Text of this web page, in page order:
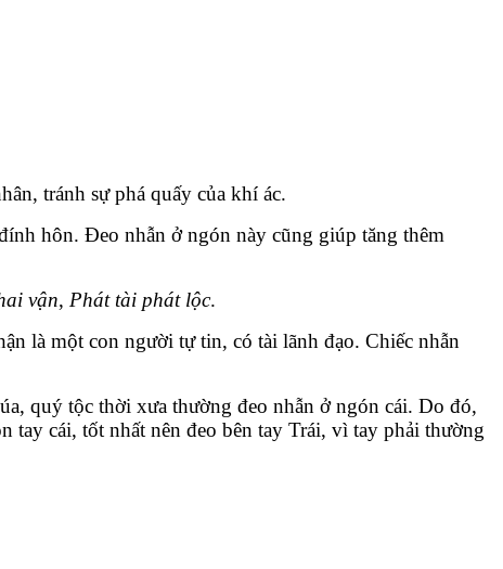
tránh sự phá quấy của khí ác.
hôn. Đeo nhẫn ở ngón này cũng giúp tăng thêm
vận, Phát tài phát lộc.
là một con người tự tin, có tài lãnh đạo. Chiếc nhẫn
quý tộc thời xưa thường đeo nhẫn ở ngón cái. Do đó,
tay cái, tốt nhất nên đeo bên tay Trái, vì tay phải thường